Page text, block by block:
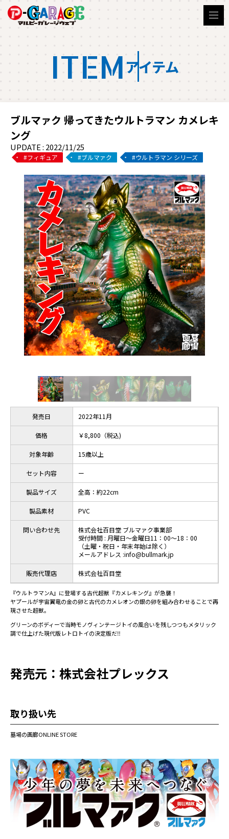
ITEM アイテム
ブルマァク 帰ってきたウルトラマン カメレキ
ング
UPDATE : 2022/11/25
フィギュア ブルマァク ウルトラマン シリーズ
発売日 2022年11月
価格 ￥8,800（税込)
対象年齢 15歳以上
セット内容 ー
製品サイズ 全高：約22cm
製品素材 PVC
問い合わせ先
株式会社百目堂 ブルマァク事業部
受付時間 : 月曜日～金曜日11：00～18：00
（土曜・祝日・年末年始は除く）
メールアドレス :info@bullmark.jp
販売代理店 株式会社百目堂
『ウルトラマンA』に登場する古代超獣『カメレキング』が急襲！
ヤプールが宇宙翼竜の金の卵と古代のカメレオンの銀の卵を組み合わせることで再
現させた超獣。
グリーンのボディーで当時モノヴィンテージトイの風合いを残しつつもメタリック
調で仕上げた現代版レトロトイの決定版だ‼︎
発売元：株式会社プレックス
取り扱い先
墓場の画廊ONLINE STORE